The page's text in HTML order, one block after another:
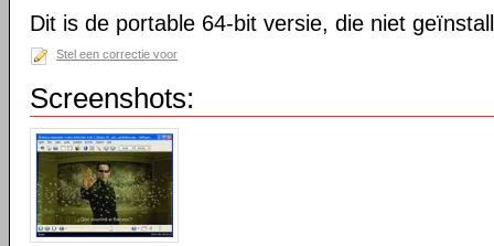
Dit is de portable 64-bit versie, die niet
Stel een correctie voor
Screenshots: